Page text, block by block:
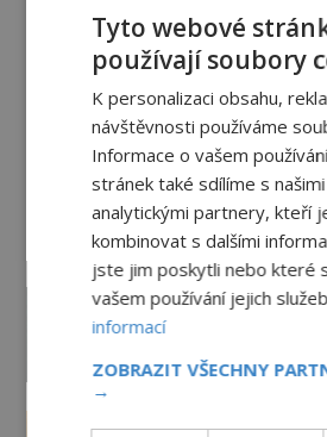
dodnes budí
Železný
sloup už 1 600
5.8.2026 3.0TIS
Paranormální jevy
Záhada
Je to žert nebo
Tyto webové
používají soubory
K personalizaci obsahu,
návštěvnosti používáme
Informace o vašem
stránek také sdílíme s
analytickými partnery, kteří
kombinovat s dalšími
jste jim poskytli nebo které
vašem používání jejich
informací
ZOBRAZIT VŠECHNY
→